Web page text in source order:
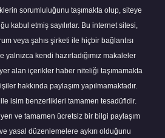
sorumluluğunu taşımakta olup, siteye
kabul etmiş sayılırlar. Bu internet sitesi,
veya şahıs şirketi ile hiçbir bağlantısı
yalnızca kendi hazırladığımız makaleler
alan içerikler haber niteliği taşımamakta
hakkında paylaşım yapılmamaktadır.
isim benzerlikleri tamamen tesadüfidir.
ve tamamen ücretsiz bir bilgi paylaşım
yasal düzenlemelere aykırı olduğunu